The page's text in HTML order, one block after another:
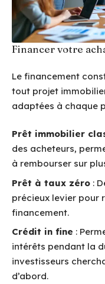
Financer votre
Le financement
tout projet
adaptées à chaque
Prêt immobilier
des acheteurs,
à rembourser sur
Prêt à taux zéro :
précieux levier pour
financement.
Crédit in fine :
intérêts pendant la
investisseurs
d’abord.